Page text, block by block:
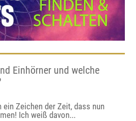
Einhörner und welche
Zeichen der Zeit, dass nun
Ich weiß davon...